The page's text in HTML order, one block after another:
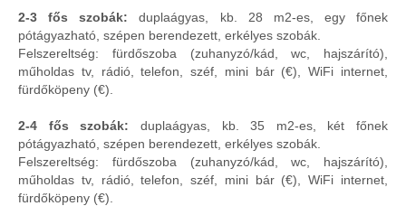
2-3 fős szobák:duplaágyas, kb. 28 m2-es, egy főnek
pótágyazható, szépen berendezett, erkélyes szobák.
Felszereltség: fürdőszoba (zuhanyzó/kád, wc, hajszárító),
műholdas tv, rádió, telefon, széf, mini bár (€), WiFi internet,
fürdőköpeny (€).
2-4 fős szobák: duplaágyas, kb. 35 m2-es, két főnek
pótágyazható, szépen berendezett, erkélyes szobák.
Felszereltség: fürdőszoba (zuhanyzó/kád, wc, hajszárító),
műholdas tv, rádió, telefon, széf, mini bár (€), WiFi internet,
fürdőköpeny (€).